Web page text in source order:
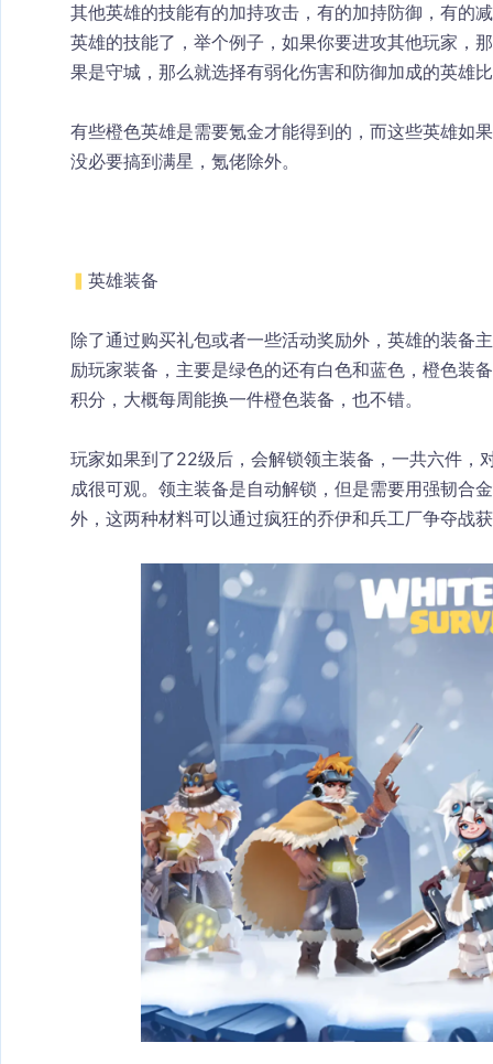
其他英雄的技能有的加持攻击，有的加持防御，有的
英雄的技能了，举个例子，如果你要进攻其他玩家，
果是守城，那么就选择有弱化伤害和防御加成的英雄
有些橙色英雄是需要氪金才能得到的，而这些英雄如
没必要搞到满星，氪佬除外。
▍ 英雄装备
除了通过购买礼包或者一些活动奖励外，英雄的装备
励玩家装备，主要是绿色的还有白色和蓝色，橙色装
积分，大概每周能换一件橙色装备，也不错。
玩家如果到了22级后，会解锁领主装备，一共六件，
成很可观。领主装备是自动解锁，但是需要用强韧合
外，这两种材料可以通过疯狂的乔伊和兵工厂争夺战